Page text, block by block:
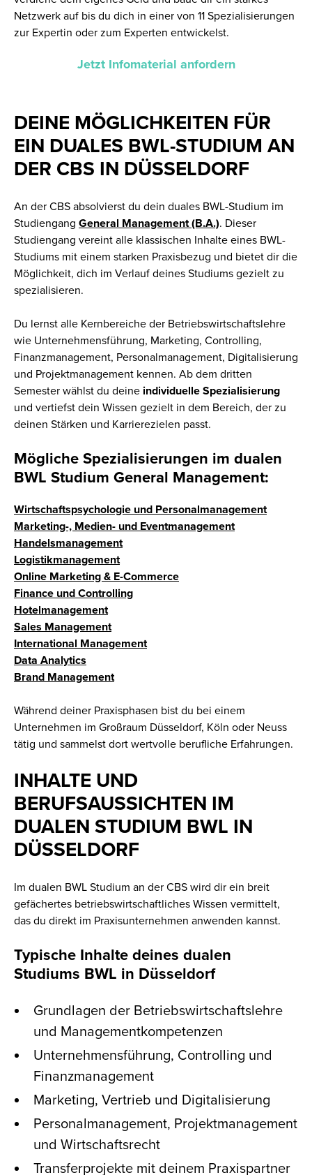
Netzwerk auf bis du dich in einer von 11 Spezialisierungen
zur Expertin oder zum Experten entwickelst.
Jetzt Infomaterial anfordern
DEINE MÖGLICHKEITEN FÜR
EIN DUALES BWL-STUDIUM AN
DER CBS IN DÜSSELDORF
An der CBS absolvierst du dein duales BWL-Studium im
Studiengang General Management (B.A.). Dieser
Studiengang vereint alle klassischen Inhalte eines BWL-
Studiums mit einem starken Praxisbezug und bietet dir die
Möglichkeit, dich im Verlauf deines Studiums gezielt zu
spezialisieren.
Du lernst alle Kernbereiche der Betriebswirtschaftslehre
wie Unternehmensführung, Marketing, Controlling,
Finanzmanagement, Personalmanagement, Digitalisierung
und Projektmanagement kennen. Ab dem dritten
Semester wählst du deine individuelle Spezialisierung
und vertiefst dein Wissen gezielt in dem Bereich, der zu
deinen Stärken und Karrierezielen passt.
Mögliche Spezialisierungen im dualen
BWL Studium General Management:
Wirtschaftspsychologie und Personalmanagement
Marketing-, Medien- und Eventmanagement
Handelsmanagement
Logistikmanagement
Online Marketing & E-Commerce
Finance und Controlling
Hotelmanagement
Sales Management
International Management
Data Analytics
Brand Management
Während deiner Praxisphasen bist du bei einem
Unternehmen im Großraum Düsseldorf, Köln oder Neuss
tätig und sammelst dort wertvolle berufliche Erfahrungen.
INHALTE UND
BERUFSAUSSICHTEN IM
DUALEN STUDIUM BWL IN
DÜSSELDORF
Im dualen BWL Studium an der CBS wird dir ein breit
gefächertes betriebswirtschaftliches Wissen vermittelt,
das du direkt im Praxisunternehmen anwenden kannst.
Typische Inhalte deines dualen
Studiums BWL in Düsseldorf
Grundlagen der Betriebswirtschaftslehre
und Managementkompetenzen
Unternehmensführung, Controlling und
Finanzmanagement
Marketing, Vertrieb und Digitalisierung
Personalmanagement, Projektmanagement
und Wirtschaftsrecht
Transferprojekte mit deinem Praxispartner